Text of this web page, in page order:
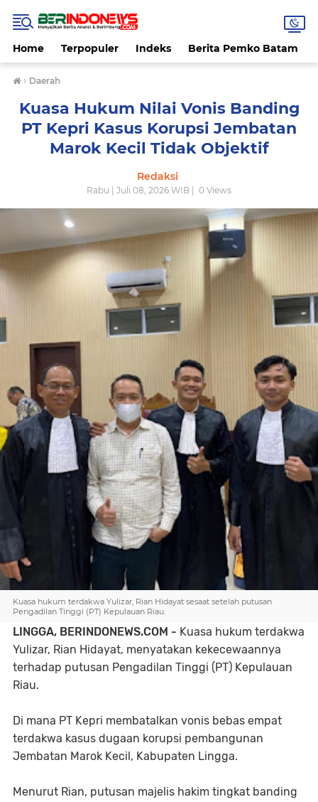
Home Terpopuler Indeks Berita Pemko Batam
› Daerah
Kuasa Hukum Nilai Vonis Banding
PT Kepri Kasus Korupsi Jembatan
Marok Kecil Tidak Objektif
Redaksi
Rabu | Juli 08, 2026 WIB | 0 Views
Kuasa hukum terdakwa Yulizar, Rian Hidayat sesaat setelah putusan
Pengadilan Tinggi (PT) Kepulauan Riau.
LINGGA, BERINDONEWS.COM - Kuasa hukum terdakwa
Yulizar, Rian Hidayat, menyatakan kekecewaannya
terhadap putusan Pengadilan Tinggi (PT) Kepulauan
Riau.
Di mana PT Kepri membatalkan vonis bebas empat
terdakwa kasus dugaan korupsi pembangunan
Jembatan Marok Kecil, Kabupaten Lingga.
Menurut Rian, putusan majelis hakim tingkat banding